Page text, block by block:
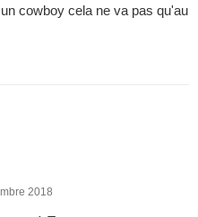
cowboy cela ne va pas qu'au
2018